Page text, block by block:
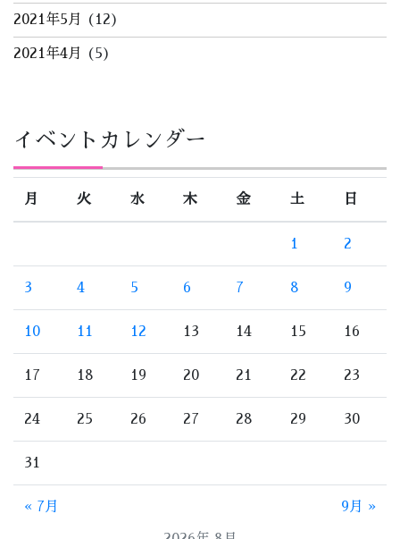
2021年5月 (12)
2021年4月 (5)
イベントカレンダー
月 火 水 木 金 土 日
1 2
3 4 5 6 7 8 9
10 11 12 13 14 15 16
17 18 19 20 21 22 23
24 25 26 27 28 29 30
31
« 7月 9月 »